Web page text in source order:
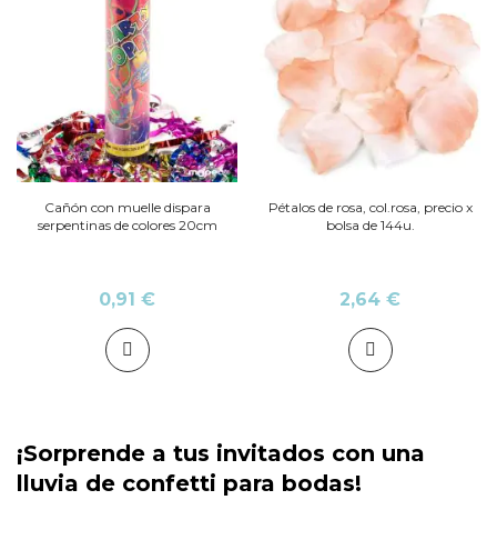
Cañón con muelle dispara
serpentinas de colores 20cm
0,91 €
Pétalos de rosa, col.rosa, precio x
bolsa de 144u.
2,64 €
¡Sorprende a tus invitados con una
lluvia de confetti para bodas!